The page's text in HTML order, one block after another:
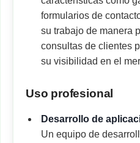
formularios de
su trabajo de manera
consultas de clientes
su visibilidad en el
Uso profesional
Desarrollo de
Un equipo de